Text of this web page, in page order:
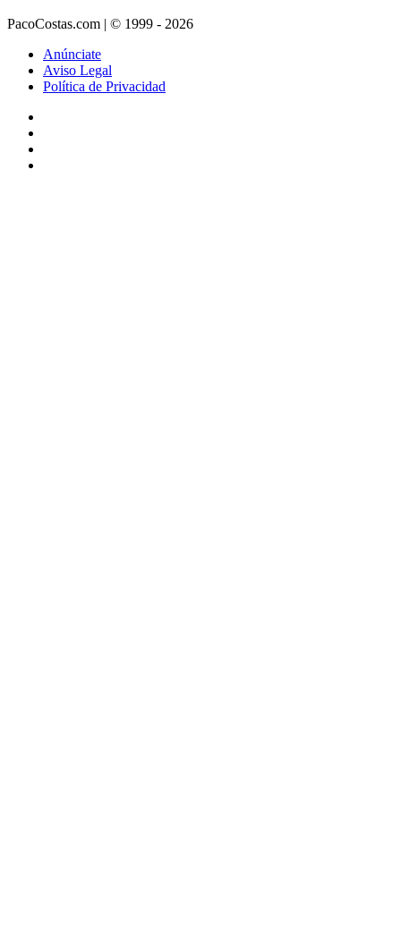
PacoCostas.com | © 1999 - 2026
Anúnciate
Aviso Legal
Política de Privacidad